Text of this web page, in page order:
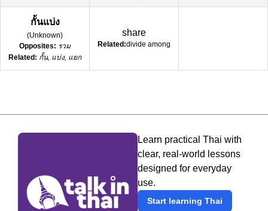
กั้นแบ่ง
(Unknown)
Opposites: รวม
Related: กั้น, แบ่ง, แยก
share
Related:divide among
Learn practical Thai with
clear, real-world lessons
designed for everyday
use.
Start learning Thai